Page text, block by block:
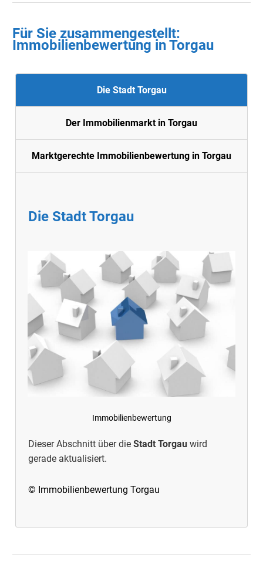
Für Sie zusammengestellt :
Immobilienbewertung in Torgau
Die Stadt Torgau
Der Immobilienmarkt in Torgau
Marktgerechte Immobilienbewertung in Torgau
Die Stadt Torgau
Immobilienbewertung
Dieser Abschnitt über die Stadt Torgau wird
gerade aktualisiert.
© Immobilienbewertung Torgau